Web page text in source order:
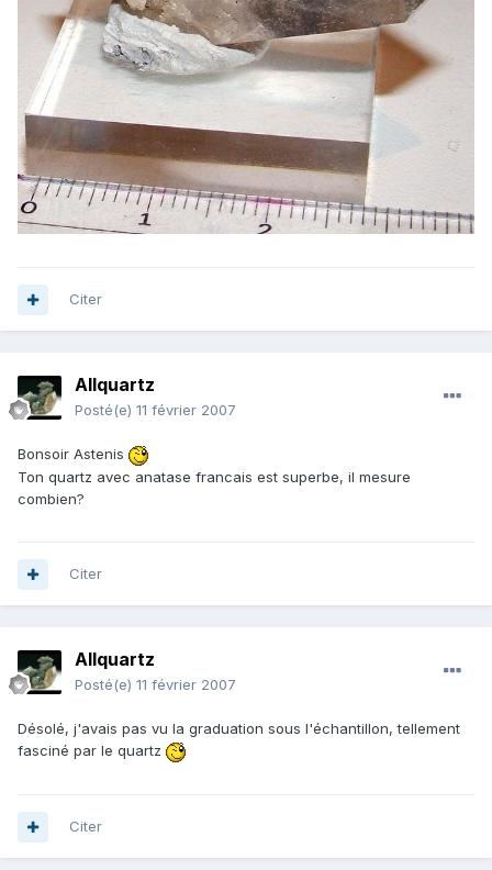
Citer
Allquartz
Posté(e) 11 février 2007
Bonsoir Astenis
Ton quartz avec anatase francais est superbe, il mesure
combien?
Citer
Allquartz
Posté(e) 11 février 2007
Désolé, j'avais pas vu la graduation sous l'échantillon, tellement
fasciné par le quartz
Citer